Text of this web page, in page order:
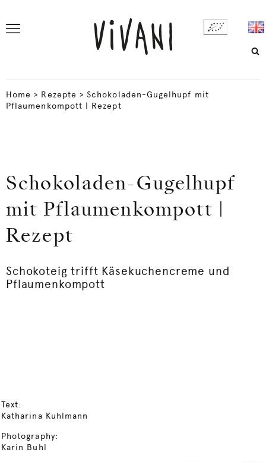
Home > Rezepte >Schokoladen-Gugelhupf mit
Pflaumenkompott | Rezept
Schokoladen-Gugelhupf
mit Pflaumenkompott |
Rezept
Schokoteig trifft Käsekuchencreme und
Pflaumenkompott
Text:
Katharina Kuhlmann
Photography:
Karin Buhl